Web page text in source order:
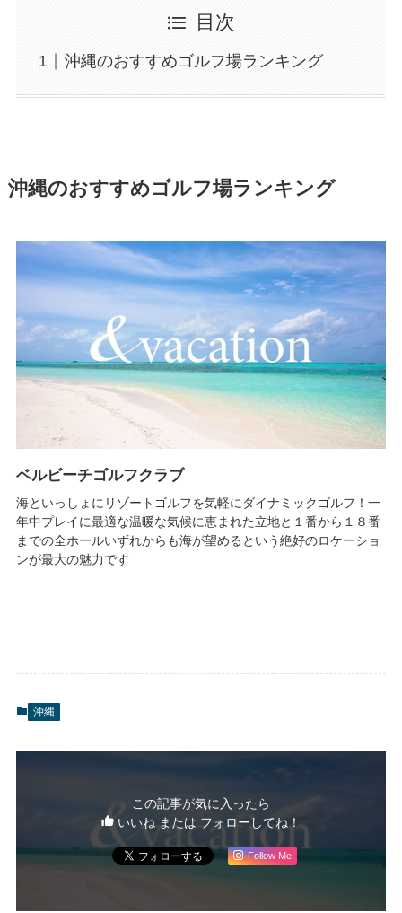
目次
沖縄のおすすめゴルフ場ランキング
沖縄のおすすめゴルフ場ランキング
ベルビーチゴルフクラブ
海といっしょにリゾートゴルフを気軽にダイナミックゴルフ！一
年中プレイに最適な温暖な気候に恵まれた立地と１番から１８番
までの全ホールいずれからも海が望めるという絶好のロケーショ
ンが最大の魅力です
沖縄
この記事が気に入ったら
いいね または フォローしてね！
Follow Me